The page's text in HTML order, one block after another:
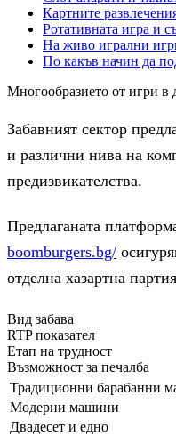
Картните
Ротативната игра и
На живо игрални
По какъв начин да
Многообразието от игри в
Забавният сектор
и различни нива на
предизвикателства.
Предлаганата
boomburgers.bg/
отделна хазартна
Вид забава
RTP показател
Етап на трудност
Възможност за печалба
Традиционни барабанни
Модерни машини
Двадесет и едно